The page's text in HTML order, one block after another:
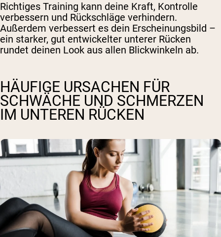
Richtiges Training kann deine Kraft, Kontrolle
verbessern und Rückschläge verhindern.
Außerdem verbessert es dein Erscheinungsbild –
ein starker, gut entwickelter unterer Rücken
rundet deinen Look aus allen Blickwinkeln ab.
HÄUFIGE URSACHEN FÜR
SCHWÄCHE UND SCHMERZEN
IM UNTEREN RÜCKEN